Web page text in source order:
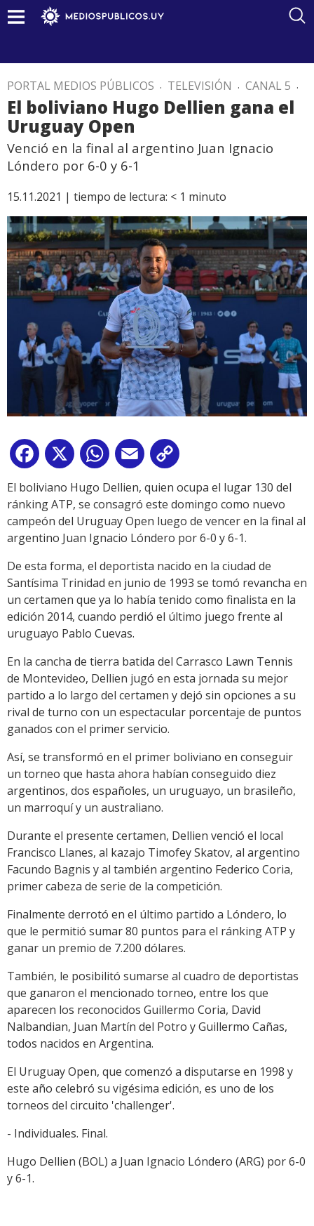
PORTAL MEDIOS PÚBLICOS . TELEVISIÓN . CANAL 5 .
El boliviano Hugo Dellien gana el
Uruguay Open
Venció en la final al argentino Juan Ignacio
Lóndero por 6-0 y 6-1
15.11.2021 | tiempo de lectura: < 1 minuto
Facebook
X WhatsApp
Email
Link
El boliviano Hugo Dellien, quien ocupa el lugar 130 del
ránking ATP, se consagró este domingo como nuevo
campeón del Uruguay Open luego de vencer en la final al
argentino Juan Ignacio Lóndero por 6-0 y 6-1.
De esta forma, el deportista nacido en la ciudad de
Santísima Trinidad en junio de 1993 se tomó revancha en
un certamen que ya lo había tenido como finalista en la
edición 2014, cuando perdió el último juego frente al
uruguayo Pablo Cuevas.
En la cancha de tierra batida del Carrasco Lawn Tennis
de Montevideo, Dellien jugó en esta jornada su mejor
partido a lo largo del certamen y dejó sin opciones a su
rival de turno con un espectacular porcentaje de puntos
ganados con el primer servicio.
Así, se transformó en el primer boliviano en conseguir
un torneo que hasta ahora habían conseguido diez
argentinos, dos españoles, un uruguayo, un brasileño,
un marroquí y un australiano.
Durante el presente certamen, Dellien venció el local
Francisco Llanes, al kazajo Timofey Skatov, al argentino
Facundo Bagnis y al también argentino Federico Coria,
primer cabeza de serie de la competición.
Finalmente derrotó en el último partido a Lóndero, lo
que le permitió sumar 80 puntos para el ránking ATP y
ganar un premio de 7.200 dólares.
También, le posibilitó sumarse al cuadro de deportistas
que ganaron el mencionado torneo, entre los que
aparecen los reconocidos Guillermo Coria, David
Nalbandian, Juan Martín del Potro y Guillermo Cañas,
todos nacidos en Argentina.
El Uruguay Open, que comenzó a disputarse en 1998 y
este año celebró su vigésima edición, es uno de los
torneos del circuito 'challenger'.
- Individuales. Final.
Hugo Dellien (BOL) a Juan Ignacio Lóndero (ARG) por 6-0
y 6-1.